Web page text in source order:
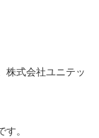
株式会社ユニテッ
。